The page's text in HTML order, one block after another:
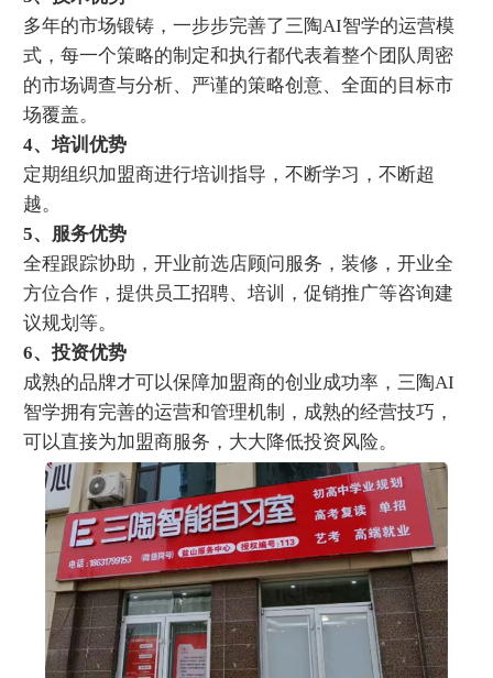
多年的市场锻铸，一步步完善了三陶AI智学的运营模
式，每一个策略的制定和执行都代表着整个团队周密
的市场调查与分析、严谨的策略创意、全面的目标市
场覆盖。
4、培训优势
定期组织加盟商进行培训指导，不断学习，不断超
越。
5、服务优势
全程跟踪协助，开业前选店顾问服务，装修，开业全
方位合作，提供员工招聘、培训，促销推广等咨询建
议规划等。
6、投资优势
成熟的品牌才可以保障加盟商的创业成功率，三陶AI
智学拥有完善的运营和管理机制，成熟的经营技巧，
可以直接为加盟商服务，大大降低投资风险。